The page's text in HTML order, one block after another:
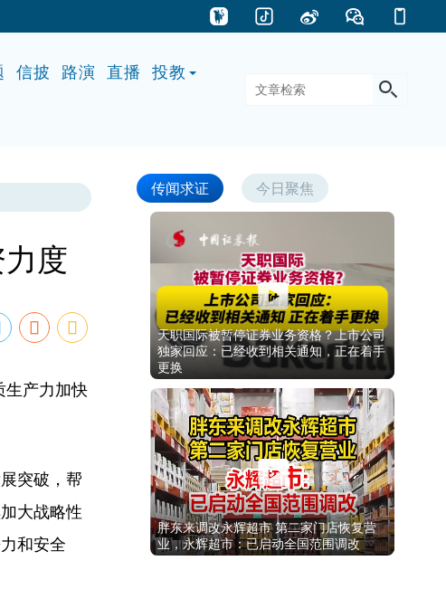
信披 路演 直播
投教
度
产力加快
突破，帮
大战略性
和安全
传闻求证 今日聚焦
天职国际被暂停证券业务资格？上市公司
独家回应：已经收到相关通知，正在着手
更换
胖东来调改永辉超市 第二家门店恢复营
业，永辉超市：已启动全国范围调改